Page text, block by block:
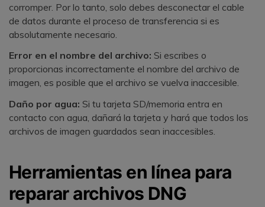
corromper. Por lo tanto, solo debes desconectar el cable
de datos durante el proceso de transferencia si es
absolutamente necesario.
Error en el nombre del archivo: Si escribes o
proporcionas incorrectamente el nombre del archivo de
imagen, es posible que el archivo se vuelva inaccesible.
Daño por agua: Si tu tarjeta SD/memoria entra en
contacto con agua, dañará la tarjeta y hará que todos los
archivos de imagen guardados sean inaccesibles.
Herramientas en línea para
reparar archivos DNG